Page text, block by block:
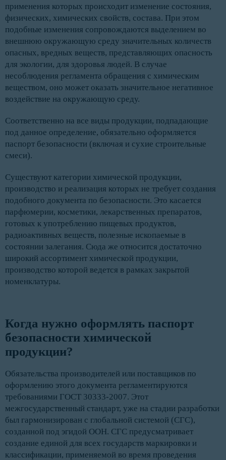
применения которых происходит изменение состояния,
физических, химических свойств, состава. При этом
подобные изменения сопровождаются выделением во
внешнюю окружающую среду значительных количеств
опасных, вредных веществ, представляющих опасность
для экологии, для здоровья людей. В случае
несоблюдения регламента обращения с химическим
веществом, оно может оказать значительное негативное
воздействие на окружающую среду.
Соответственно на все виды продукции, подпадающие
под данное определение, обязательно оформляется
паспорт безопасности (включая и сухие строительные
смеси).
Существуют категории химической продукции,
производство и реализация которых не требует создания
подобного документа по безопасности. Это касается
парфюмерии, косметики, лекарственных препаратов,
готовых к употреблению пищевых продуктов,
радиоактивных веществ, полезные ископаемые в
состоянии залегания. Сюда же относится достаточно
широкий ассортимент химической продукции,
производство которой ведется в рамках закрытой
номенклатуры.
Когда нужно оформлять паспорт
безопасности химической
продукции?
Обязательства производителей или поставщиков по
оформлению этого документа регламентируются
требованиями ГОСТ 30333-2007. Этот
межгосударственный стандарт, уже на стадии разработки
был гармонизирован с глобальной системой (СГС),
созданной под эгидой ООН. СГС предусматривает
создание единой для всех государств маркировки и
классификации, применяемой во время проведения